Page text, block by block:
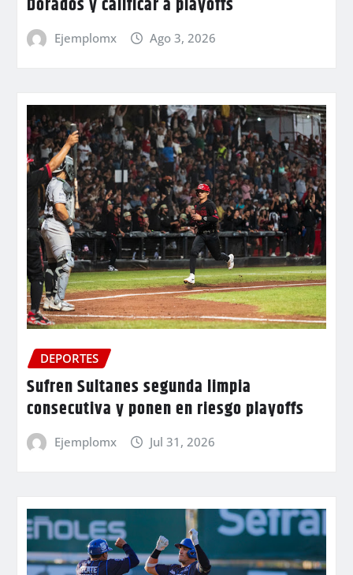
Ejemplomx Ago 3, 2026
DEPORTES
Sufren Sultanes segunda limpia
consecutiva y ponen en riesgo playoffs
Ejemplomx Jul 31, 2026